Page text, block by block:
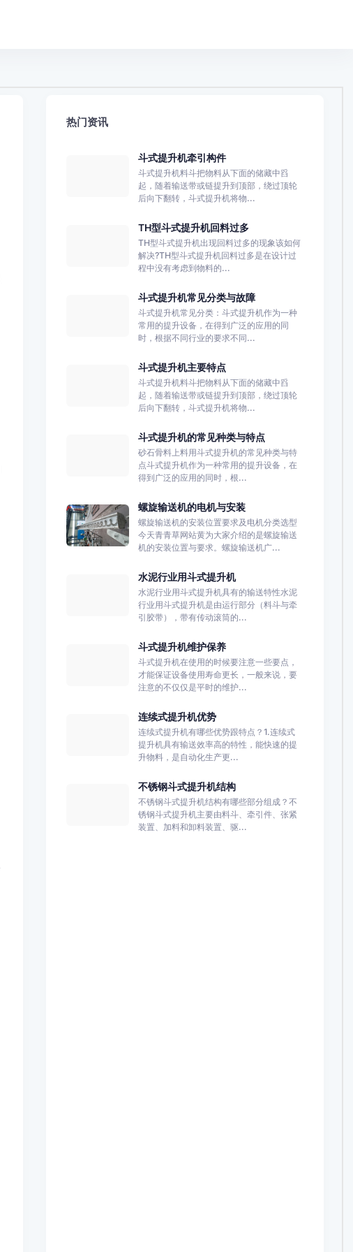
热门资讯
斗式提升机牵引构件
斗式提升机料斗把物料从下面的储藏中舀
起，随着输送带或链提升到顶部，绕过顶轮
后向下翻转，斗式提升机将物...
TH型斗式提升机回料过多
TH型斗式提升机出现回料过多的现象该如何
解决?TH型斗式提升机回料过多是在设计过
程中没有考虑到物料的...
斗式提升机常见分类与故障
斗式提升机常见分类：斗式提升机作为一种
常用的提升设备，在得到广泛的应用的同
时，根据不同行业的要求不同...
斗式提升机主要特点
斗式提升机料斗把物料从下面的储藏中舀
起，随着输送带或链提升到顶部，绕过顶轮
后向下翻转，斗式提升机将物...
斗式提升机的常见种类与特点
砂石骨料上料用斗式提升机的常见种类与特
点斗式提升机作为一种常用的提升设备，在
得到广泛的应用的同时，根...
螺旋输送机的电机与安装
螺旋输送机的安装位置要求及电机分类选型
今天青青草网站黄为大家介绍的是螺旋输送
机的安装位置与要求。螺旋输送机广...
水泥行业用斗式提升机
水泥行业用斗式提升机具有的输送特性水泥
行业用斗式提升机是由运行部分（料斗与牵
引胶带），带有传动滚筒的...
斗式提升机维护保养
斗式提升机在使用的时候要注意一些要点，
才能保证设备使用寿命更长，一般来说，要
注意的不仅仅是平时的维护...
连续式提升机优势
连续式提升机有哪些优势跟特点？1.连续式
提升机具有输送效率高的特性，能快速的提
升物料，是自动化生产更...
不锈钢斗式提升机结构
不锈钢斗式提升机结构有哪些部分组成？不
锈钢斗式提升机主要由料斗、牵引件、张紧
装置、加料和卸料装置、驱...